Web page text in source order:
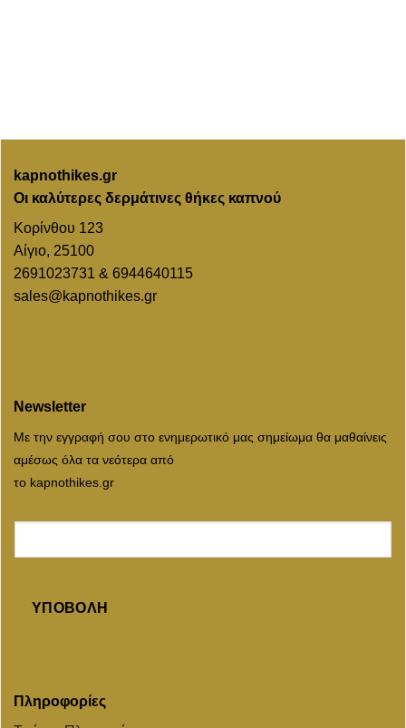
kapnothikes.gr
Οι καλύτερες δερμάτινες θήκες καπνού
Κορίνθου 123
Αίγιο, 25100
2691023731 & 6944640115
sales@kapnothikes.gr
Πληροφορίες
Newsletter
Με την εγγραφή σου στο ενημερωτικό μας σημείωμα θα μαθαίνεις
αμέσως όλα τα νεότερα από
το kapnothikes.gr
ΥΠΟΒΟΛΉ